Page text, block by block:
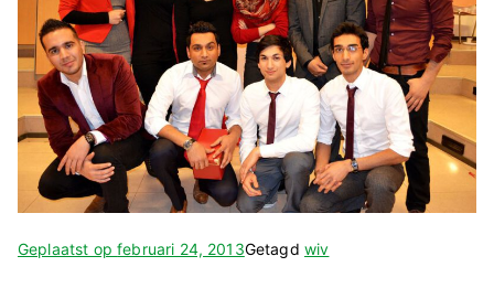
Geplaatst opfebruari 24, 2013Getagd wiv